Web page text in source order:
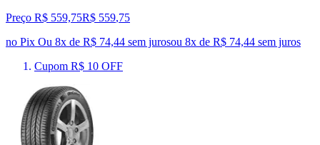
Preço R$ 559,75R$ 559,75
no Pix Ou 8x de R$ 74,44 sem jurosou 8x de R$ 74,44 sem juros
Cupom R$ 10 OFF